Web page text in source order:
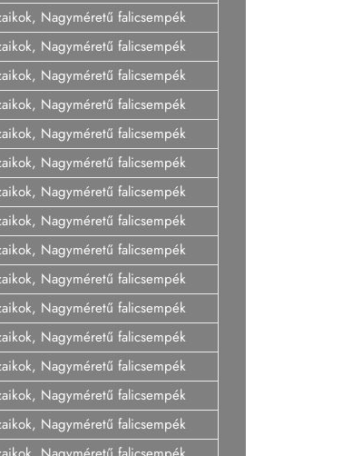
Nagyméretű falicsempék
Nagyméretű falicsempék
Nagyméretű falicsempék
Nagyméretű falicsempék
Nagyméretű falicsempék
Nagyméretű falicsempék
Nagyméretű falicsempék
Nagyméretű falicsempék
Nagyméretű falicsempék
Nagyméretű falicsempék
Nagyméretű falicsempék
Nagyméretű falicsempék
Nagyméretű falicsempék
Nagyméretű falicsempék
Nagyméretű falicsempék